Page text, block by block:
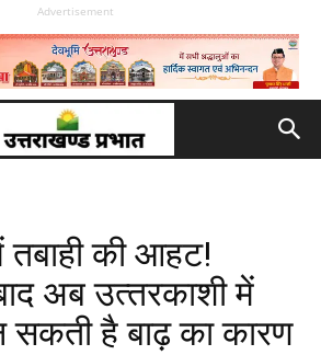
Advertisement
की आहट!
अब उत्‍तरकाशी में
सकती है बाढ़ का कारण